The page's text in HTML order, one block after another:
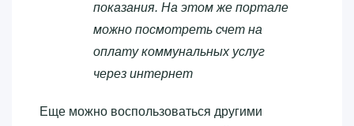
показания. На этом же портале
можно посмотреть счет на
оплату коммунальных услуг
через интернет
Еще можно воспользоваться другими